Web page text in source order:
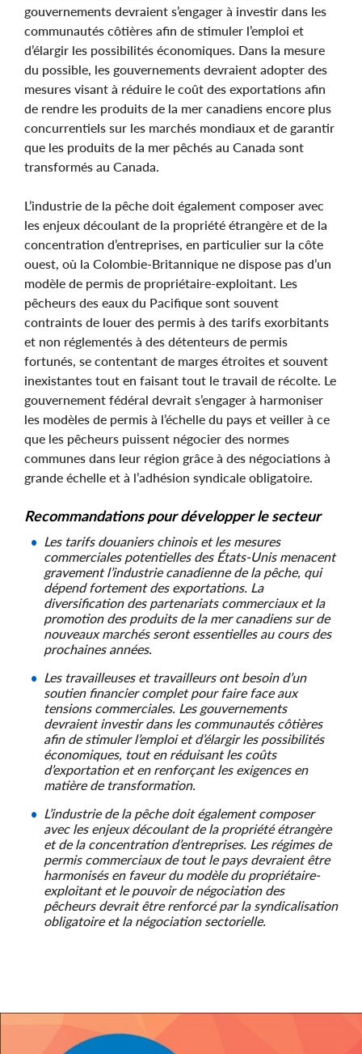
gouvernements devraient s’engager à investir dans les
communautés côtières afin de stimuler l’emploi et
d’élargir les possibilités économiques. Dans la mesure
du possible, les gouvernements devraient adopter des
mesures visant à réduire le coût des exportations afin
de rendre les produits de la mer canadiens encore plus
concurrentiels sur les marchés mondiaux et de garantir
que les produits de la mer pêchés au Canada sont
transformés au Canada.
L’industrie de la pêche doit également composer avec
les enjeux découlant de la propriété étrangère et de la
concentration d’entreprises, en particulier sur la côte
ouest, où la Colombie-Britannique ne dispose pas d’un
modèle de permis de propriétaire-exploitant. Les
pêcheurs des eaux du Pacifique sont souvent
contraints de louer des permis à des tarifs exorbitants
et non réglementés à des détenteurs de permis
fortunés, se contentant de marges étroites et souvent
inexistantes tout en faisant tout le travail de récolte. Le
gouvernement fédéral devrait s’engager à harmoniser
les modèles de permis à l’échelle du pays et veiller à ce
que les pêcheurs puissent négocier des normes
communes dans leur région grâce à des négociations à
grande échelle et à l’adhésion syndicale obligatoire.
Recommandations pour développer le secteur
Les tarifs douaniers chinois et les mesures
commerciales potentielles des États-Unis menacent
gravement l’industrie canadienne de la pêche, qui
dépend fortement des exportations. La
diversification des partenariats commerciaux et la
promotion des produits de la mer canadiens sur de
nouveaux marchés seront essentielles au cours des
prochaines années.
Les travailleuses et travailleurs ont besoin d’un
soutien financier complet pour faire face aux
tensions commerciales. Les gouvernements
devraient investir dans les communautés côtières
afin de stimuler l’emploi et d’élargir les possibilités
économiques, tout en réduisant les coûts
d’exportation et en renforçant les exigences en
matière de transformation.
L’industrie de la pêche doit également composer
avec les enjeux découlant de la propriété étrangère
et de la concentration d’entreprises. Les régimes de
permis commerciaux de tout le pays devraient être
harmonisés en faveur du modèle du propriétaire-
exploitant et le pouvoir de négociation des
pêcheurs devrait être renforcé par la syndicalisation
obligatoire et la négociation sectorielle.